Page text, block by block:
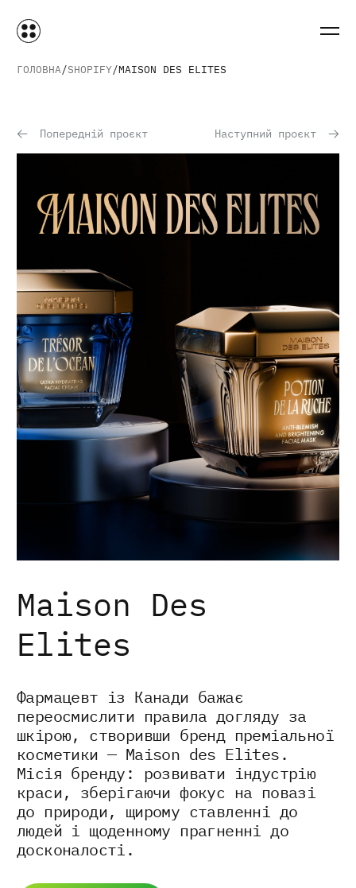
ГОЛОВНА SHOPIFY MAISON DES ELITES
Попередній проєкт Наступний проєкт
Maison Des
Elites
Фармацевт із Канади бажає
переосмислити правила догляду за
шкірою, створивши бренд преміальної
косметики — Maison des Elites.
Місія бренду: розвивати індустрію
краси, зберігаючи фокус на повазі
до природи, щирому ставленні до
людей і щоденному прагненні до
досконалості.